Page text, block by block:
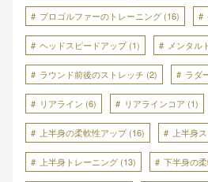
プロゴルファーのトレーニング (16)
ヘッドスピードアップ(1) メンタル
ラウンド前後のストレッチ (2) ラダ
リアライン (6) リアラインコア (1)
上半身の柔軟性アップ(16) 上半身
上半身トレーニング (13) 下半身の